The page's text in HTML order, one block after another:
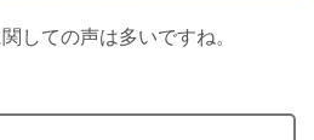
しての声は多いですね。